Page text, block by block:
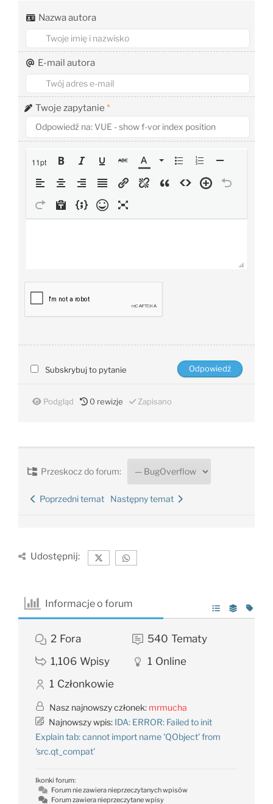
Nazwa autora
E-mail autora
Twoje zapytanie *
11pt
Subskrybuj to pytanie
Podgląd 0 rewizje Zapisano
Przeskocz do forum:
Poprzedni temat Następny temat
Udostępnij:
Informacje o forum
2 Fora 540 Tematy
1,106 Wpisy 1 Online
1 Członkowie
Nasz najnowszy członek: mrmucha
Najnowszy wpis: IDA: ERROR: Failed to init
Explain tab: cannot import name 'QObject' from
'src.qt_compat'
Ikonki forum:
Forum nie zawiera nieprzeczytanych wpisów
Forum zawiera nieprzeczytane wpisy